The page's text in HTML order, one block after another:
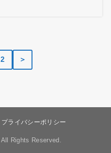
2 ＞
プライバシーポリシー
All Rights Reserved.